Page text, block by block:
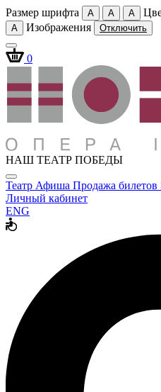
Размер шрифта A A A
A
Изображения Отключить
0
НАШ ТЕАТР ПОБЕДЫ
Театр Афиша Продажа билетов
Личный кабинет
ENG